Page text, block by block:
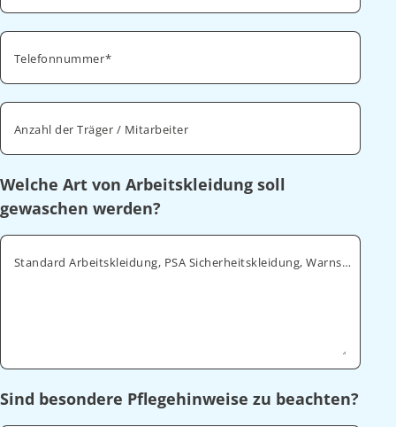
Telefonnummer
Anzahl der Träger / Mitarbeiter
Welche Art von Arbeitskleidung soll
gewaschen werden?
Standard Arbeitskleidung, PSA Sicherheitskleidung, Warnschutz, ESD
Sind besondere Pflegehinweise zu beachten?